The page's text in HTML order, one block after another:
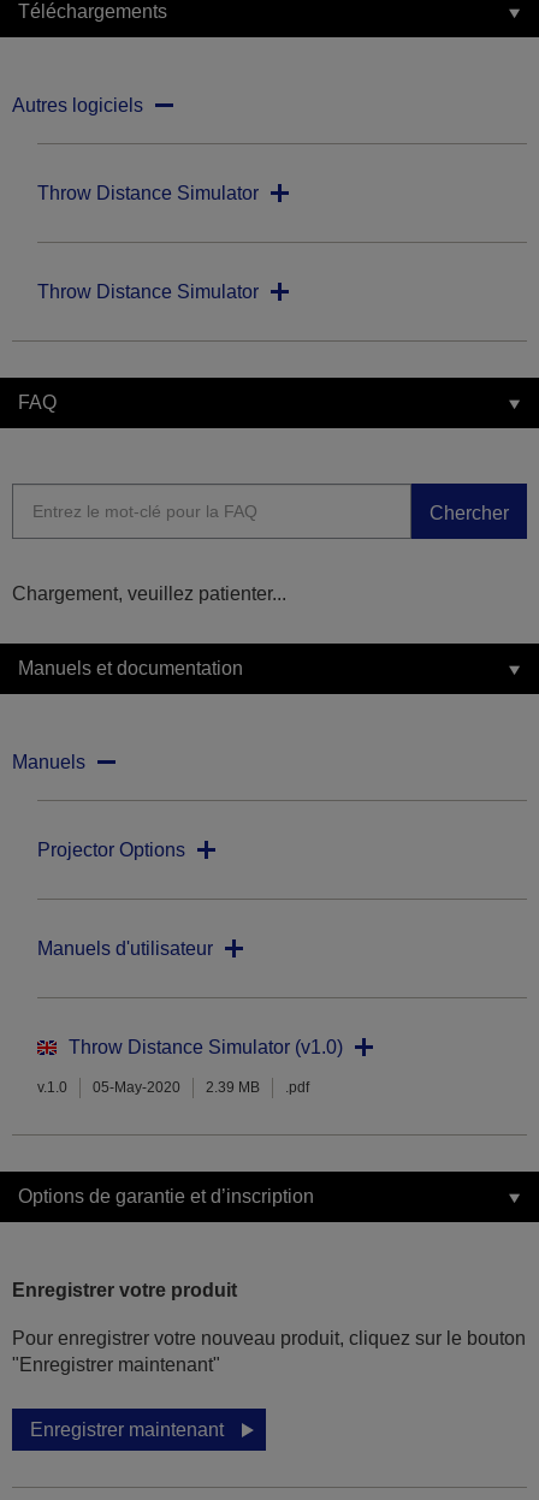
Téléchargements
Autres logiciels
Throw Distance Simulator
Throw Distance Simulator
FAQ
Chercher
Chargement, veuillez patienter...
Manuels et documentation
Manuels
Projector Options
Manuels d'utilisateur
Throw Distance Simulator (v1.0)
v.1.0 05-May-2020 2.39 MB .pdf
Options de garantie et d’inscription
Enregistrer votre produit
Pour enregistrer votre nouveau produit, cliquez sur le bouton
"Enregistrer maintenant"
Enregistrer maintenant